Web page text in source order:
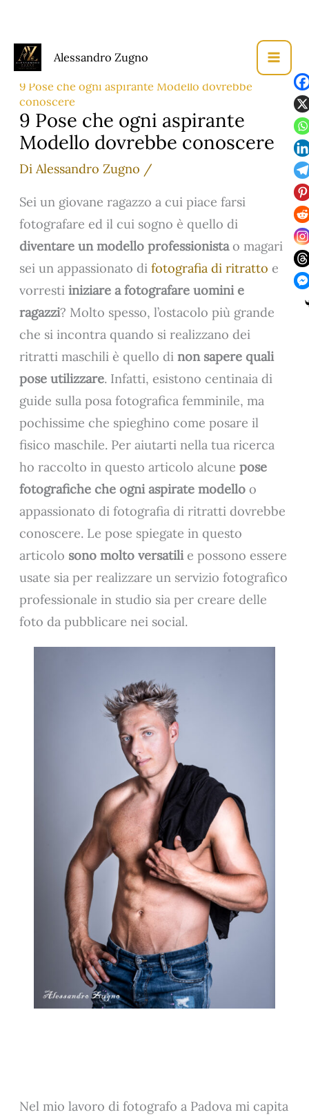
Vai
contenuto
Alessandro Zugno
Home
9 Pose che ogni aspirante Modello dovrebbe
conoscere
9 Pose che ogni aspirante
Modello dovrebbe conoscere
DiAlessandro Zugno /
Sei un giovane ragazzo a cui piace farsi
fotografare ed il cui sogno è quello di
diventare un modello professionistao magari
sei un appassionato difotografia di ritratto e
vorrestiiniziare a fotografare uomini e
ragazzi? Molto spesso, l’ostacolo più grande
che si incontra quando si realizzano dei
ritratti maschili è quello dinon sapere quali
pose utilizzare. Infatti, esistono centinaia di
guide sulla posa fotografica femminile, ma
pochissime che spieghino come posare il
fisico maschile. Per aiutarti nella tua ricerca
ho raccolto in questo articolo alcunepose
fotografiche che ogni aspirate modello o
appassionato di fotografia di ritratti dovrebbe
conoscere. Le pose spiegate in questo
articolo sono molto versatilie possono essere
usate sia per realizzare un servizio fotografico
professionale in studio sia per creare delle
foto da pubblicare nei social.
Nel mio lavoro di fotografo a Padova mi capita